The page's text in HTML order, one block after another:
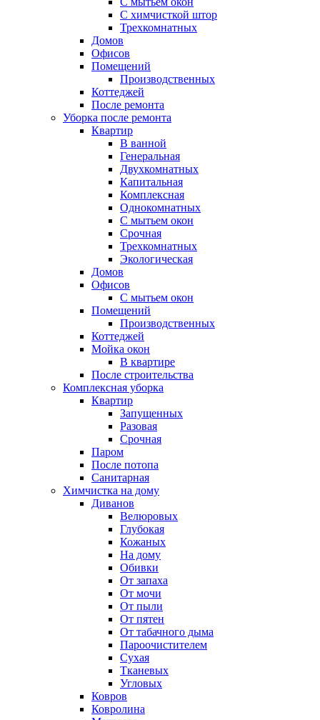
С химчисткой штор
Трехкомнатных
Домов
Офисов
Помещений
Производственных
Коттеджей
После ремонта
Уборка после ремонта
Квартир
В ванной
Генеральная
Двухкомнатных
Капитальная
Комплексная
Однокомнатных
С мытьем окон
Срочная
Трехкомнатных
Экологическая
Домов
Офисов
С мытьем окон
Помещений
Производственных
Коттеджей
Мойка окон
В квартире
После строительства
Комплексная уборка
Квартир
Запущенных
Разовая
Срочная
Паром
После потопа
Санитарная
Химчистка на дому
Диванов
Велюровых
Глубокая
Кожаных
На дому
Обивки
От запаха
От мочи
От пыли
От пятен
От табачного дыма
Пароочистителем
Сухая
Тканевых
Угловых
Ковров
Ковролина